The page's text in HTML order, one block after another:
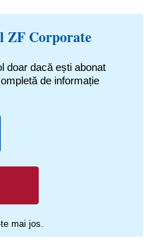
ZF Corporate
doar dacă ești abonat
de informație
mai jos.